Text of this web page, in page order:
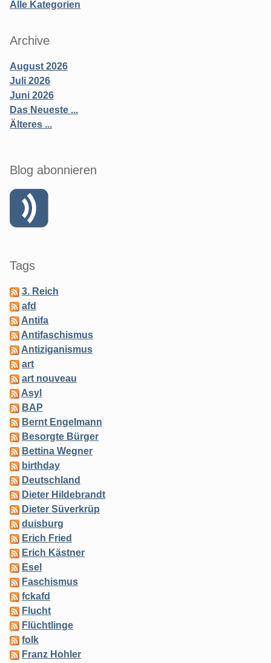
Alle Kategorien
Archive
August 2026
Juli 2026
Juni 2026
Das Neueste ...
Älteres ...
Blog abonnieren
Tags
3. Reich
afd
Antifa
Antifaschismus
Antiziganismus
art
art nouveau
Asyl
BAP
Bernt Engelmann
Besorgte Bürger
Bettina Wegner
birthday
Deutschland
Dieter Hildebrandt
Dieter Süverkrüp
duisburg
Erich Fried
Erich Kästner
Esel
Faschismus
fckafd
Flucht
Flüchtlinge
folk
Franz Hohler